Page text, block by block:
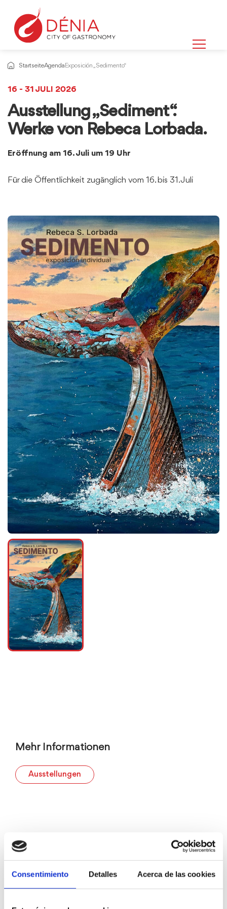
Consentimiento Detalles Acerca de las cookies
StartseiteAgenda Exposición „Sedimento“
16 - 31 JULI 2026
Ausstellung „Sediment“.
Werke von Rebeca Lorbada.
Eröffnung am 16. Juli um 19 Uhr
Für die Öffentlichkeit zugänglich vom 16. bis 31. Juli
Mehr Informationen
Ausstellungen